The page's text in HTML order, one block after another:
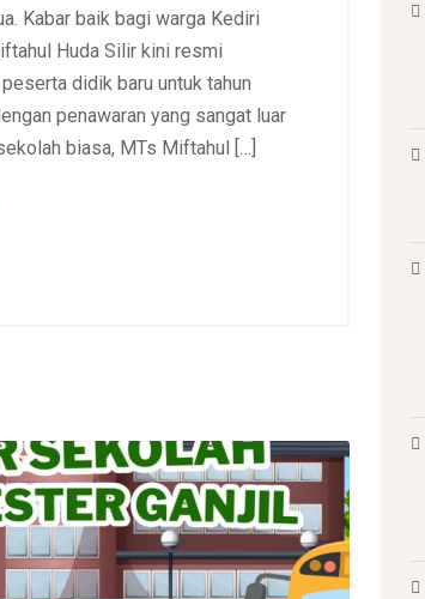
Kabar baik bagi warga Kediri
Huda Silir kini resmi
didik baru untuk tahun
penawaran yang sangat luar
biasa, MTs Miftahul […]